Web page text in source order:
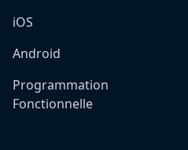
iOS
Android
Programmation
Fonctionnelle